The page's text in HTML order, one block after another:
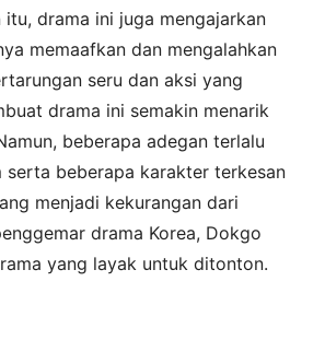
itu, drama ini juga mengajarkan
memaafkan dan mengalahkan
seru dan aksi yang
drama ini semakin menarik
beberapa adegan terlalu
serta beberapa karakter terkesan
menjadi kekurangan dari
drama Korea, Dokgo
yang layak untuk ditonton.